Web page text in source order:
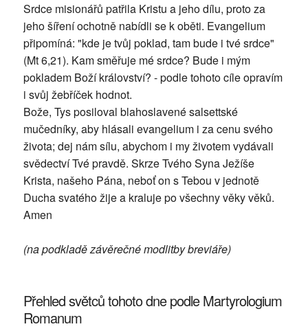
Srdce misionářů patřila Kristu a jeho dílu, proto za
jeho šíření ochotně nabídli se k oběti. Evangelium
připomíná: "kde je tvůj poklad, tam bude i tvé srdce"
(Mt 6,21). Kam směřuje mé srdce? Bude i mým
pokladem Boží království? - podle tohoto cíle opravím
i svůj žebříček hodnot.
Bože, Tys posiloval blahoslavené salsettské
mučedníky, aby hlásali evangelium i za cenu svého
života; dej nám sílu, abychom i my životem vydávali
svědectví Tvé pravdě. Skrze Tvého Syna Ježíše
Krista, našeho Pána, neboť on s Tebou v jednotě
Ducha svatého žije a kraluje po všechny věky věků.
Amen
(na podkladě závěrečné modlitby breviáře)
Přehled světců tohoto dne podle Martyrologium
Romanum